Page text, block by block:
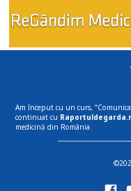
Am început cu un curs,
continuat cu
medicină din România.